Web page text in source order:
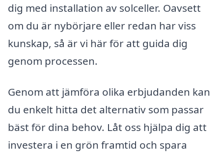
dig med installation av solceller. Oavsett
om du är nybörjare eller redan har viss
kunskap, så är vi här för att guida dig
genom processen.
Genom att jämföra olika erbjudanden kan
du enkelt hitta det alternativ som passar
bäst för dina behov. Låt oss hjälpa dig att
investera i en grön framtid och spara